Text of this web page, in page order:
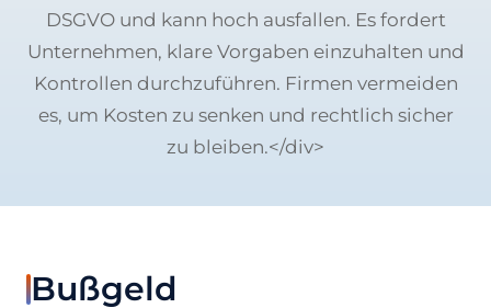
DSGVO und kann hoch ausfallen. Es fordert
Unternehmen, klare Vorgaben einzuhalten und
Kontrollen durchzuführen. Firmen vermeiden
es, um Kosten zu senken und rechtlich sicher
zu bleiben.</div>
Bußgeld